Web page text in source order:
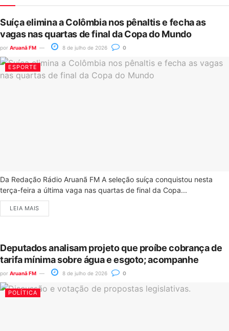
Suíça elimina a Colômbia nos pênaltis e fecha as
vagas nas quartas de final da Copa do Mundo
por Aruanã FM 8 de julho de 2026 0
ESPORTE
Da Redação Rádio Aruanã FM A seleção suíça conquistou nesta
terça-feira a última vaga nas quartas de final da Copa...
LEIA MAIS
Deputados analisam projeto que proíbe cobrança de
tarifa mínima sobre água e esgoto; acompanhe
por Aruanã FM 8 de julho de 2026 0
POLÍTICA